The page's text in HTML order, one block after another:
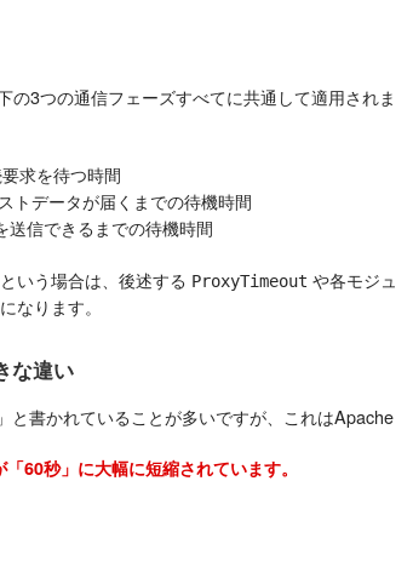
の3つの通信フェーズすべてに共通して適用されま
求を待つ時間
トデータが届くまでの待機時間
送信できるまでの待機時間
いう場合は、後述する ProxyTimeout や各モジュ
なります。
な違い
と書かれていることが多いですが、これはApache
60秒」に大幅に短縮されています。